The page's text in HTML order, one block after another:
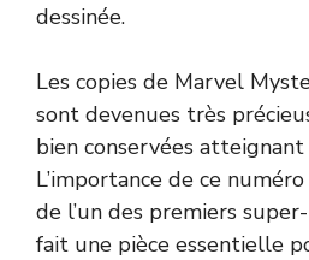
dessinée.
Les copies de Marvel
sont devenues très
bien conservées
L’importance de ce
de l’un des premiers
fait une pièce essentielle